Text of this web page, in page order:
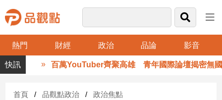
熱門 財經 政治 品論 影音
品
觀
財
百萬YouTuber齊聚高雄 青年國際論壇揭密無國界
首頁 品觀點政治 政治焦點